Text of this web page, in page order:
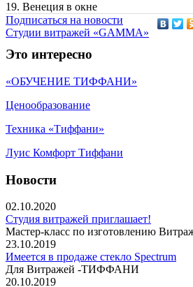
19. Венеция в окне
Подписаться на новости
Студии витражей «GAMMA»
Это интересно
«ОБУЧЕНИЕ ТИФФАНИ»
Ценообразование
Техника «Тиффани»
Луис Комфорт Тиффани
Новости
02.10.2020
Студия витражей приглашает!
Мастер-класс по изготовлению
23.10.2019
Имеется в продаже стекло Spectrum
Для Витражей -ТИФФАНИ
20.10.2019